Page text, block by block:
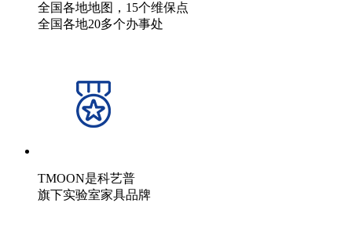
全国各地地图，15个维保点
全国各地20多个办事处
TMOON是科艺普
旗下实验室家具品牌